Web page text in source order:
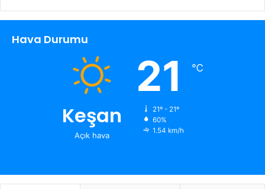
Hava Durumu
Keşan
Açık hava
21 ℃
21º - 21º
60%
1.54 km/h